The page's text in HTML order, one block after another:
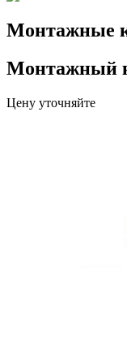
Монтажные
Монтажный
Цену уточняйте